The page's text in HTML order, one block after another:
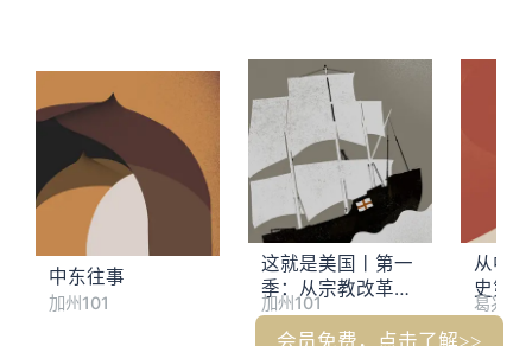
中东往事
加州101
这就是美国丨第一
季：从宗教改革到
应许之地
加州101
从中
史第
明的
葛兆光